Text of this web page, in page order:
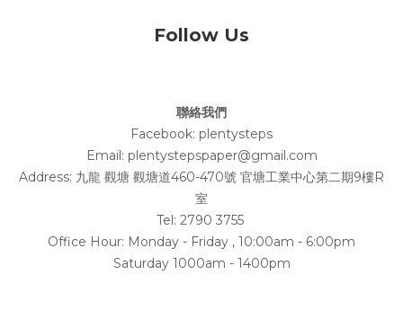
Follow Us
聯絡我們
Facebook: plentysteps
Email: plentystepspaper@gmail.com
Address: 九龍 觀塘 觀塘道460-470號 官塘工業中心第二期9樓R
室
Tel: 2790 3755
Office Hour: Monday - Friday , 10:00am - 6:00pm
Saturday 1000am - 1400pm